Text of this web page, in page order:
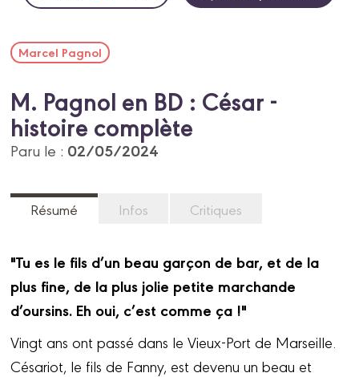
Marcel Pagnol
M. Pagnol en BD : César -
histoire complète
Paru le : 02/05/2024
Résumé Infos Critiques
"Tu es le fils d’un beau garçon de bar, et de la
plus fine, de la plus jolie petite marchande
d’oursins. Eh oui, c’est comme ça !"
Vingt ans ont passé dans le Vieux-Port de Marseille.
Césariot, le fils de Fanny, est devenu un beau et